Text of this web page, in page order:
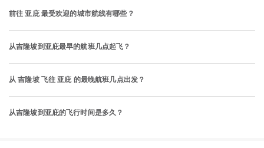
前往 亚庇 最受欢迎的城市航线有哪些？
从吉隆坡到亚庇最早的航班几点起飞？
从 吉隆坡 飞往 亚庇 的最晚航班几点出发？
从吉隆坡到亚庇的飞行时间是多久？